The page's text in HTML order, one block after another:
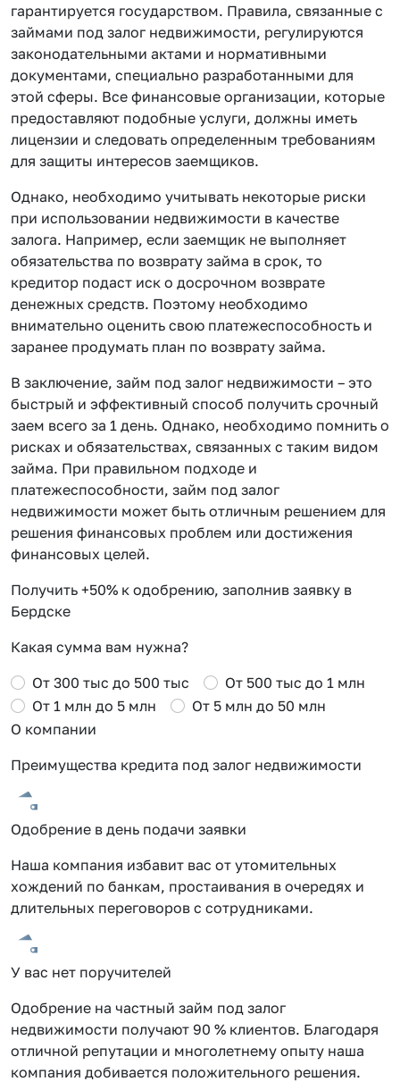
гарантируется государством. Правила, связанные с
займами под залог недвижимости, регулируются
законодательными актами и нормативными
документами, специально разработанными для
этой сферы. Все финансовые организации, которые
предоставляют подобные услуги, должны иметь
лицензии и следовать определенным требованиям
для защиты интересов заемщиков.
Однако, необходимо учитывать некоторые риски
при использовании недвижимости в качестве
залога. Например, если заемщик не выполняет
обязательства по возврату займа в срок, то
кредитор подаст иск о досрочном возврате
денежных средств. Поэтому необходимо
внимательно оценить свою платежеспособность и
заранее продумать план по возврату займа.
В заключение, займ под залог недвижимости – это
быстрый и эффективный способ получить срочный
заем всего за 1 день. Однако, необходимо помнить о
рисках и обязательствах, связанных с таким видом
займа. При правильном подходе и
платежеспособности, займ под залог
недвижимости может быть отличным решением для
решения финансовых проблем или достижения
финансовых целей.
Получить +50% к одобрению, заполнив заявку в
Бердске
Какая сумма вам нужна?
От 300 тыс до 500 тыс
От 500 тыс до 1 млн
От 1 млн до 5 млн
От 5 млн до 50 млн
О компании
Преимущества кредита под залог недвижимости
Одобрение в день подачи заявки
Наша компания избавит вас от утомительных
хождений по банкам, простаивания в очередях и
длительных переговоров с сотрудниками.
У вас нет поручителей
Одобрение на частный займ под залог
недвижимости получают 90 % клиентов. Благодаря
отличной репутации и многолетнему опыту наша
компания добивается положительного решения.